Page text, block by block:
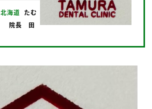
北海道 たむ
院長 田